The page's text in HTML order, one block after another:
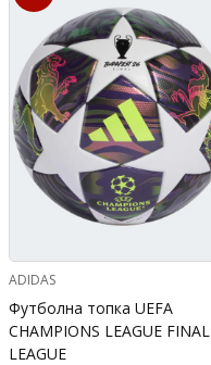
ADIDAS
Футболна топка UEFA
CHAMPIONS LEAGUE FINAL
LEAGUE